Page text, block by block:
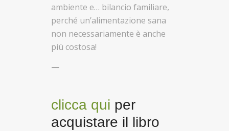
ambiente e… bilancio familiare,
perché un’alimentazione sana
non necessariamente è anche
più costosa!
—
clicca qui per
acquistare il libro